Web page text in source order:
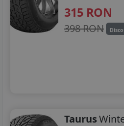
315 RON
398 RON
Taurus